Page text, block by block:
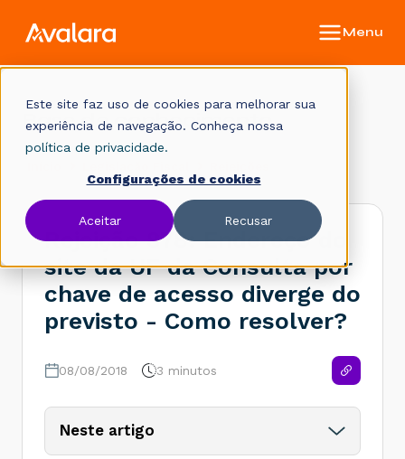
Este site faz uso de cookies para melhorar sua
experiência de navegação. Conheça nossa
política de privacidade.
Configurações de cookies
Aceitar Recusar
Base de conhecimento
Rejeição 878: Endereço do
site da UF da Consulta por
chave de acesso diverge do
previsto - Como resolver?
08/08/2018 3 minutos
Neste artigo